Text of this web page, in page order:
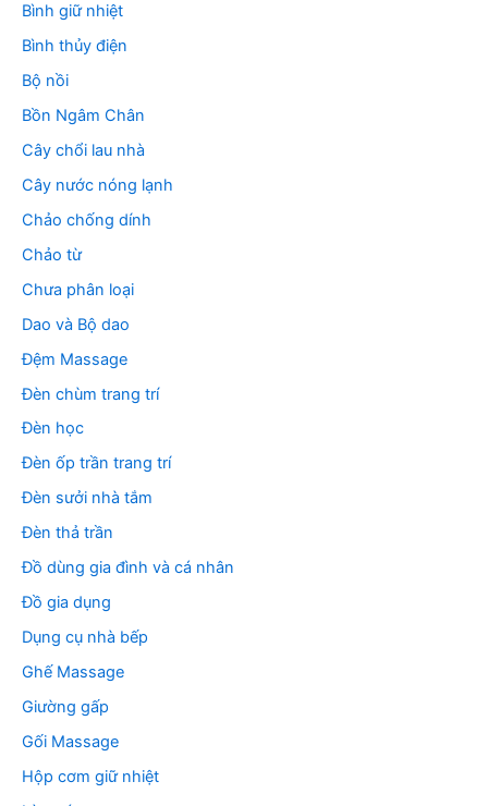
Bình giữ nhiệt
Bình thủy điện
Bộ nồi
Bồn Ngâm Chân
Cây chổi lau nhà
Cây nước nóng lạnh
Chảo chống dính
Chảo từ
Chưa phân loại
Dao và Bộ dao
Đệm Massage
Đèn chùm trang trí
Đèn học
Đèn ốp trần trang trí
Đèn sưởi nhà tắm
Đèn thả trần
Đồ dùng gia đình và cá nhân
Đồ gia dụng
Dụng cụ nhà bếp
Ghế Massage
Giường gấp
Gối Massage
Hộp cơm giữ nhiệt